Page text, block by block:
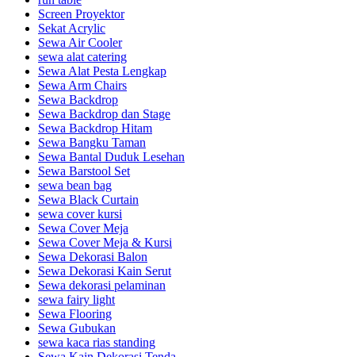
Screen Proyektor
Sekat Acrylic
Sewa Air Cooler
sewa alat catering
Sewa Alat Pesta Lengkap
Sewa Arm Chairs
Sewa Backdrop
Sewa Backdrop dan Stage
Sewa Backdrop Hitam
Sewa Bangku Taman
Sewa Bantal Duduk Lesehan
Sewa Barstool Set
sewa bean bag
Sewa Black Curtain
sewa cover kursi
Sewa Cover Meja
Sewa Cover Meja & Kursi
Sewa Dekorasi Balon
Sewa Dekorasi Kain Serut
Sewa dekorasi pelaminan
sewa fairy light
Sewa Flooring
Sewa Gubukan
sewa kaca rias standing